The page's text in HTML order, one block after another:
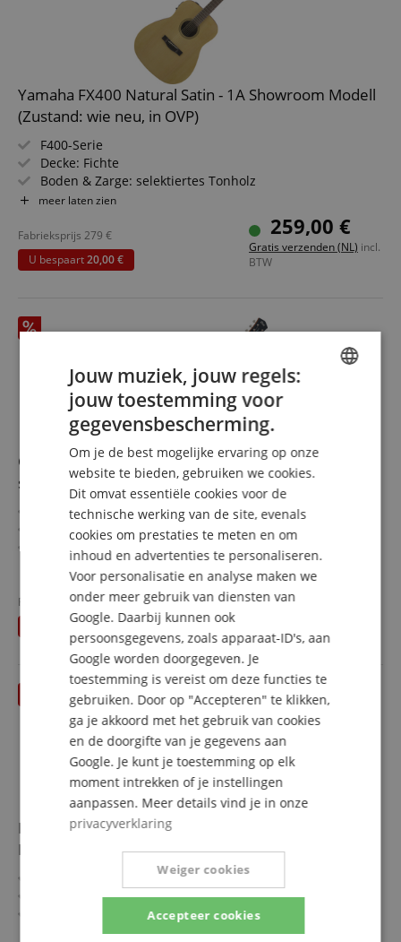
Yamaha FX400 Natural Satin - 1A Showroom Modell
(Zustand: wie neu, in OVP)
F400-Serie
Decke: Fichte
Boden & Zarge: selektiertes Tonholz
Griffbrett/Hals: Palisander / selektiertes Tonholz
Elektronik: Piezo-Tonabnehmer mit SYSTEM75
Vorverstärker
Farbe & Finish: Natural Satin, Matt
meer laten zien
259,00 €
Gratis verzenden (NL) incl.
BTW
Fabrieksprijs 279 €
U bespaart20,00 €
Cort CORE-MC OV Black Top - Retoure (Zustand:
sehr gut)
Core-Serie
Decke: Zeder, massiv
Boden & Zarge: Ovangkol, massiv
Griffbrett/Hals: Palisander / Mahagoni
Elektronik: Fishman Presys VT
Farbe & Finish: Black Top, Semi Gloss600,00 €
Fabrieksprijs 649 €
U bespaart49,00 €
Ibanez TCM50-GBO Galaxy Black Open Pore -
Retoure (Zustand: sehr gut)
Decke: gemaserte Esche
Boden & Zarge: Sapele
Griffbrett/Hals: Purpleheart / Okoume
meer laten zien
ITALIAN
SPANISH
Jouw muziek, jouw regels:
jouw toestemming voor
gegevensbescherming.
Om je de best mogelijke ervaring op onze
website te bieden, gebruiken we cookies.
Dit omvat essentiële cookies voor de
technische werking van de site, evenals
cookies om prestaties te meten en om
inhoud en advertenties te personaliseren.
Voor personalisatie en analyse maken we
onder meer gebruik van diensten van
Google. Daarbij kunnen ook
persoonsgegevens, zoals apparaat-ID's, aan
Google worden doorgegeven. Je
toestemming is vereist om deze functies te
gebruiken. Door op "Accepteren" te klikken,
ga je akkoord met het gebruik van cookies
en de doorgifte van je gegevens aan
Google. Je kunt je toestemming op elk
moment intrekken of je instellingen
aanpassen. Meer details vind je in onze
privacyverklaring
Accepteer cookies
Weiger cookies